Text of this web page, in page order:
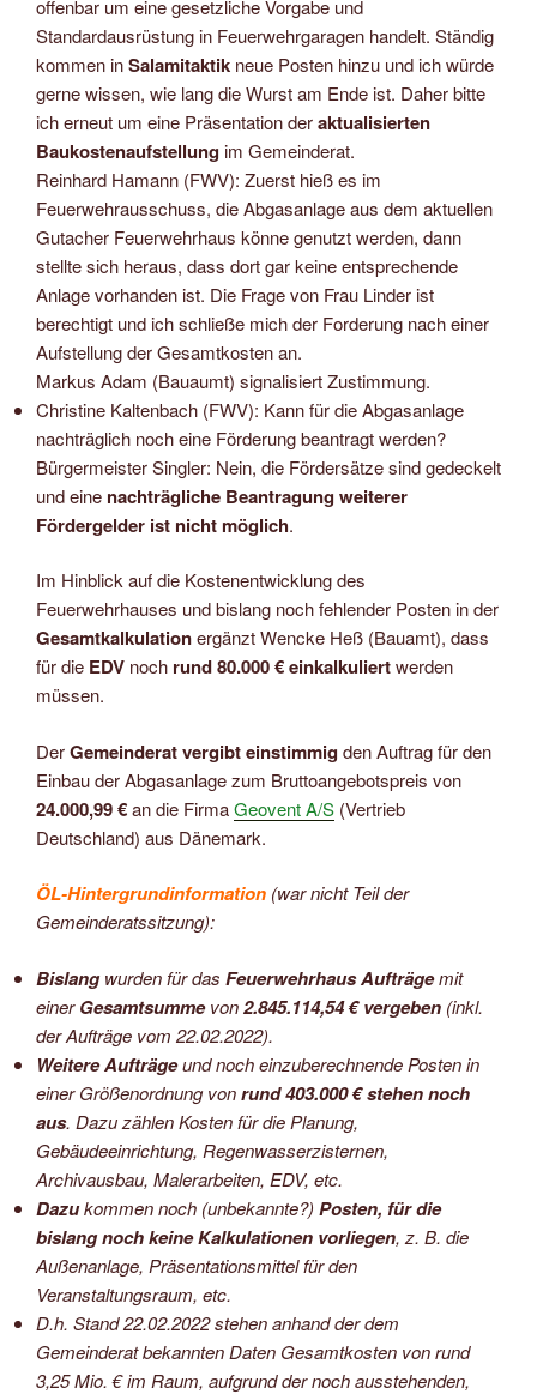
offenbar um eine gesetzliche Vorgabe und
Standardausrüstung in Feuerwehrgaragen handelt. Ständig
kommen inSalamitaktik neue Posten hinzu und ich würde
gerne wissen, wie lang die Wurst am Ende ist. Daher bitte
ich erneut um eine Präsentation deraktualisierten
Baukostenaufstellungim Gemeinderat.
Reinhard Hamann (FWV): Zuerst hieß es im
Feuerwehrausschuss, die Abgasanlage aus dem aktuellen
Gutacher Feuerwehrhaus könne genutzt werden, dann
stellte sich heraus, dass dort gar keine entsprechende
Anlage vorhanden ist. Die Frage von Frau Linder ist
berechtigt und ich schließe mich der Forderung nach einer
Aufstellung der Gesamtkosten an.
Markus Adam (Bauaumt) signalisiert Zustimmung.
Christine Kaltenbach (FWV): Kann für die Abgasanlage
nachträglich noch eine Förderung beantragt werden?
Bürgermeister Singler: Nein, die Fördersätze sind gedeckelt
und eine nachträgliche Beantragung weiterer
Fördergelder ist nicht möglich.
Im Hinblick auf die Kostenentwicklung des
Feuerwehrhauses und bislang noch fehlender Posten in der
Gesamtkalkulationergänzt Wencke Heß (Bauamt), dass
für die EDV noch rund 80.000 € einkalkuliertwerden
müssen.
DerGemeinderat vergibt einstimmigden Auftrag für den
Einbau der Abgasanlage zum Bruttoangebotspreis von
24.000,99 €an die FirmaGeovent A/S (Vertrieb
Deutschland) aus Dänemark.
ÖL-Hintergrundinformation (war nicht Teil der
Gemeinderatssitzung):
Bislangwurden für das Feuerwehrhaus Aufträgemit
einerGesamtsummevon2.845.114,54 € vergeben (inkl.
der Aufträge vom 22.02.2022).
Weitere Aufträgeund noch einzuberechnende Posten in
einer Größenordnung vonrund 403.000 € stehen noch
aus. Dazu zählen Kosten für die Planung,
Gebäudeeinrichtung, Regenwasserzisternen,
Archivausbau, Malerarbeiten, EDV, etc.
Dazukommen noch (unbekannte?) Posten, für die
bislang noch keine Kalkulationen vorliegen, z. B. die
Außenanlage, Präsentationsmittel für den
Veranstaltungsraum, etc.
D.h. Stand 22.02.2022 stehen anhand der dem
Gemeinderat bekannten Daten Gesamtkosten von rund
3,25 Mio. € im Raum, aufgrund der noch ausstehenden,